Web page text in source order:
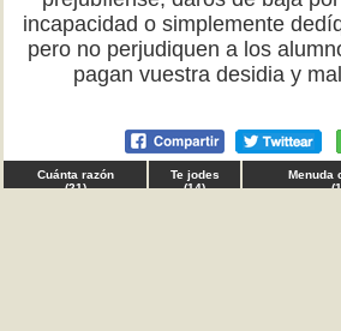
incapacidad o simplemente
pero no perjudiquen a los
pagan vuestra desidia y
Cuánta razón
(21)
Te jodes
(14)
Menuda
(1